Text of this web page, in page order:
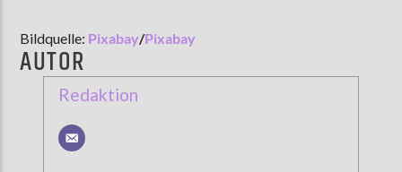
Bildquelle: Pixabay/Pixabay
AUTOR
Redaktion